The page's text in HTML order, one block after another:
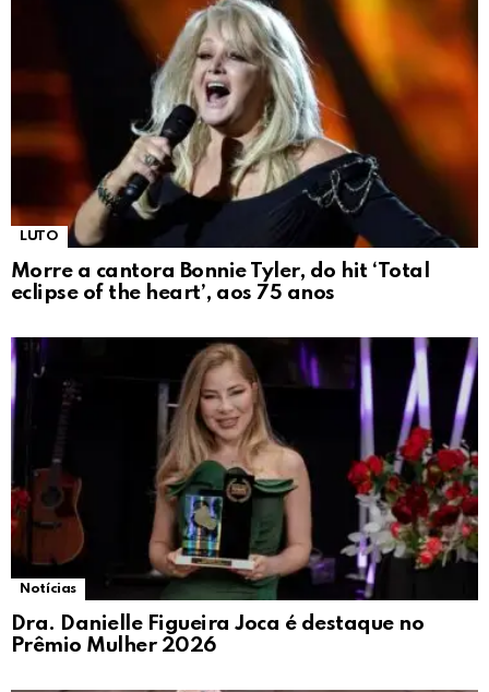
LUTO
Morre a cantora Bonnie Tyler, do hit ‘Total
eclipse of the heart’, aos 75 anos
Notícias
Dra. Danielle Figueira Joca é destaque no
Prêmio Mulher 2026